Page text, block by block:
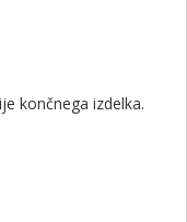
končnega izdelka.